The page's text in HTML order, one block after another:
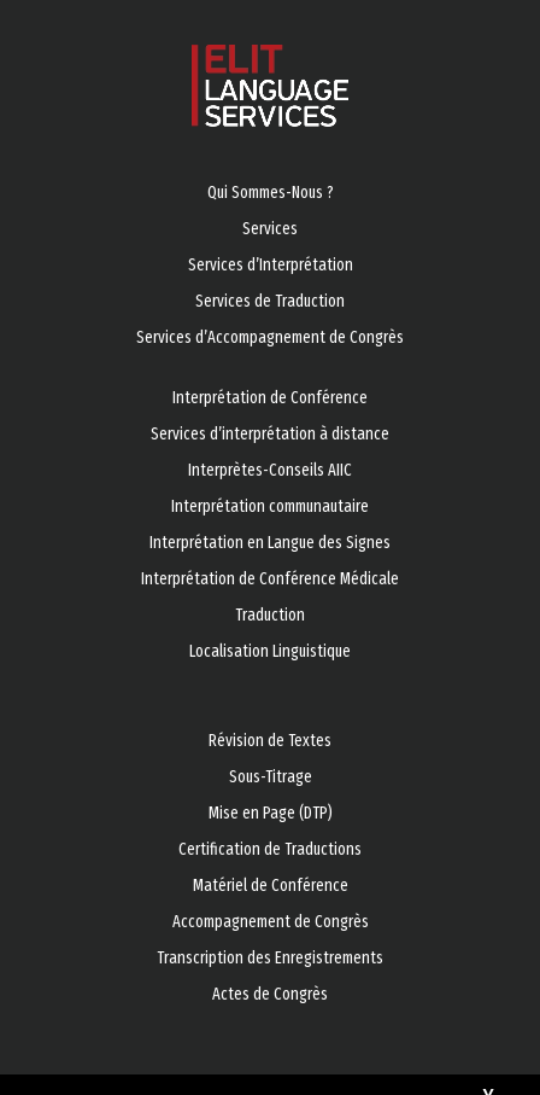
Qui Sommes-Nous ?
Services
Services d’Ιnterprétation
Services de Traduction
Services d’Accompagnement de Congrès
Interprétation de Conférence
Services d’interprétation à distance
Interprètes-Conseils AIIC
Interprétation communautaire
Interprétation en Langue des Signes
Interprétation de Conférence Médicale
Traduction
Localisation Linguistique
Révision de Textes
Sous-Titrage
Mise en Page (DTP)
Certification de Traductions
Matériel de Conférence
Accompagnement de Congrès
Transcription des Enregistrements
Actes de Congrès